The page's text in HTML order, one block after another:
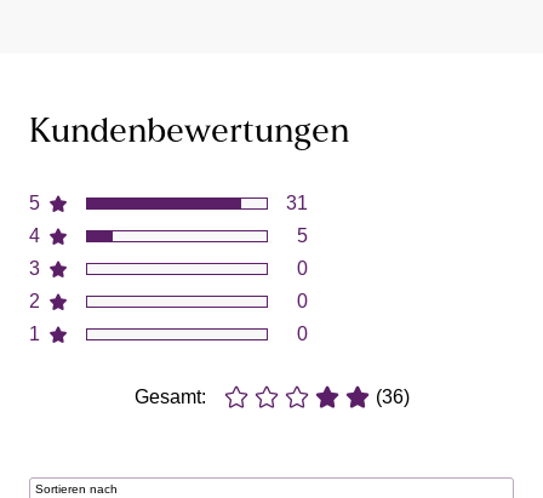
Kundenbewertungen
5
4
3
2
1
31
5
0
0
0
Gesamt: (36)
Sortieren nach